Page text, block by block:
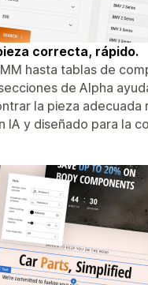
correcta, rápido.
hasta tablas de
de Alpha
la pieza adecuada
IA y diseñado para la